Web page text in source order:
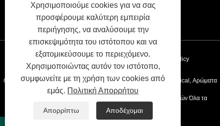
αρωτικής στους πελάτες παγκοσμίως.
Συνδέσεις XML Privacy Policy
Copyright © 2020 Kunshan Odowell CO., Ltd - China Aroma Chemical, Αρώματα
Συστατικά Κατασκευαστές, Προμηθευτές Αιθευελιού Προμηθευτών Όλα τα
δικαιώματα διατηρούνται.
Χρησιμοποιούμε cookies για να σας
προσφέρουμε καλύτερη εμπειρία
περιήγησης, να αναλύσουμε την
επισκεψιμότητα του ιστότοπου και να
εξατομικεύσουμε το περιεχόμενο.
Χρησιμοποιώντας αυτόν τον ιστότοπο,
συμφωνείτε με τη χρήση των cookies από
εμάς. Πολιτική Απορρήτου
Απορρίπτω Αποδέχομαι